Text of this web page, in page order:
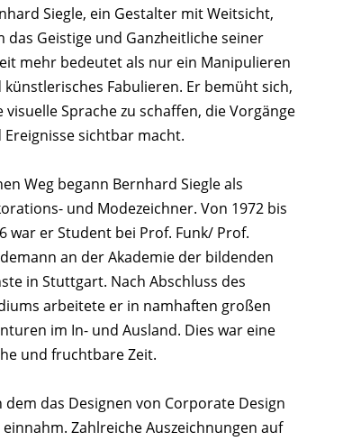
Siegle, ein Gestalter mit Weitsicht,
das Geistige und Ganzheitliche seiner
mehr bedeutet als nur ein Manipulieren
künstlerisches Fabulieren. Er bemüht sich,
visuelle Sprache zu schaffen, die Vorgänge
Ereignisse sichtbar macht.
Weg begann Bernhard Siegle als
und Modezeichner. Von 1972 bis
war er Student bei Prof. Funk/ Prof.
an der Akademie der bildenden
in Stuttgart. Nach Abschluss des
arbeitete er in namhaften großen
im In- und Ausland. Dies war eine
und fruchtbare Zeit.
das Designen von Corporate Design
Zahlreiche Auszeichnungen auf